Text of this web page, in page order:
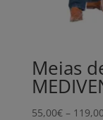
Meias
55,00€ – 119,00